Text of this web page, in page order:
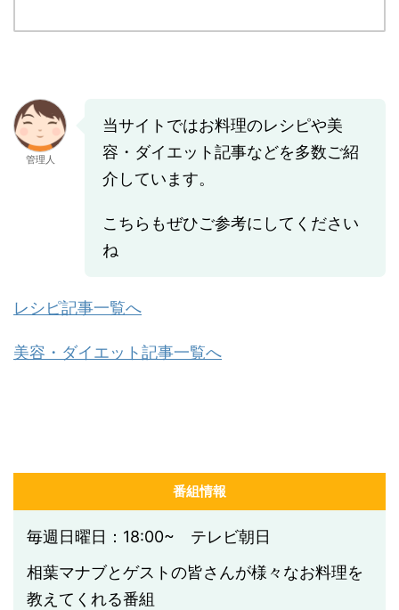
管理人
当サイトではお料理のレシピや美
容・ダイエット記事などを多数ご紹
介しています。
こちらもぜひご参考にしてください
ね
レシピ記事一覧へ
美容・ダイエット記事一覧へ
番組情報
毎週日曜日：18:00~ テレビ朝日
相葉マナブとゲストの皆さんが様々なお料理を
教えてくれる番組